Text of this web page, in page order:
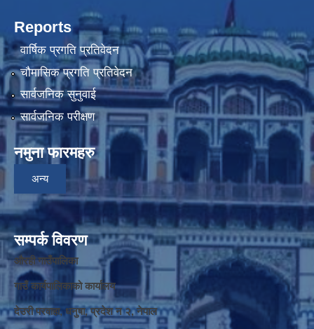
Reports
वार्षिक प्रगति प्रतिवेदन
चौमासिक प्रगति प्रतिवेदन
सार्वजनिक सुनुवाई
सार्वजनिक परीक्षण
नमुना फारमहरु
अन्य
सम्पर्क विवरण
औरही गाउँपालिका
गाउँ कार्यपालिकाको कार्यालय
देउरी परवाहा, धनुषा, प्रदेश न‌‍ २, नेपाल